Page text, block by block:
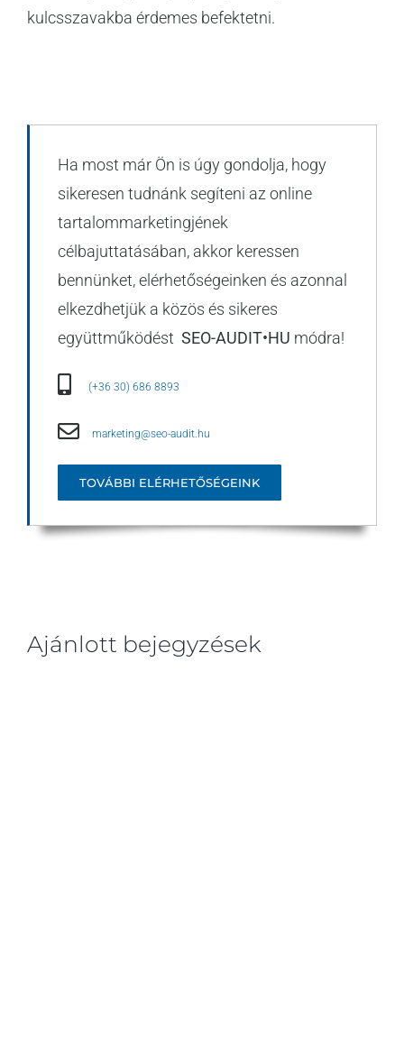
kulcsszavakba érdemes befektetni.
Ha most már Ön is úgy gondolja, hogy
sikeresen tudnánk segíteni az online
tartalommarketingjének
célbajuttatásában, akkor keressen
bennünket, elérhetőségeinken és azonnal
elkezdhetjük a közös és sikeres
együttműködést SEO-AUDIT•HU módra!
(+36 30) 686 8893
marketing@seo-audit.hu
TOVÁBBI ELÉRHETŐSÉGEINK
Ajánlott bejegyzések